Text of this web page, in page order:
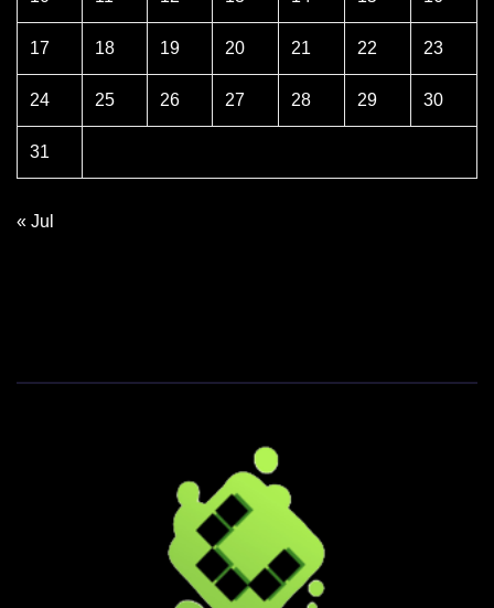
17 18 19 20 21 22 23
24 25 26 27 28 29 30
31
« Jul